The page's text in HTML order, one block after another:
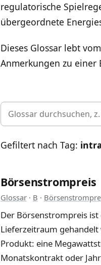
regulatorische
übergeordnete
Dieses Glossar lebt
Anmerkungen zu einer
Gefiltert nach Tag:
Börsenstrompreis
Glossar· B ·
Der Börsenstrompreis
Lieferzeitraum
Produkt: eine
Monatskontrakt oder